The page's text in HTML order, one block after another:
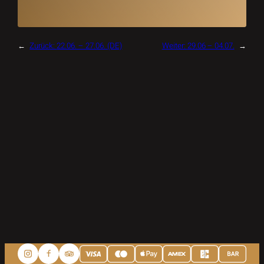
← Zurück:22.06. – 27.06. (DE) Weiter: 29.06 – 04.07. →